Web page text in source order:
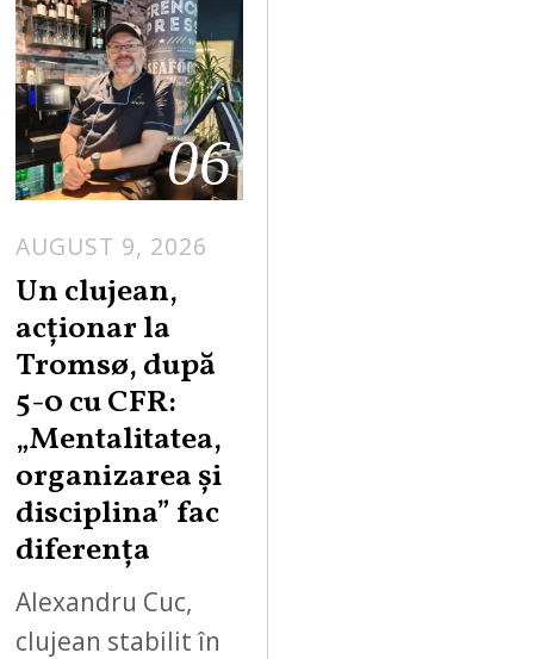
06
AUGUST 9, 2026
Un clujean,
acționar la
Tromsø, după
5-0 cu CFR:
„Mentalitatea,
organizarea și
disciplina” fac
diferența
Alexandru Cuc,
clujean stabilit în